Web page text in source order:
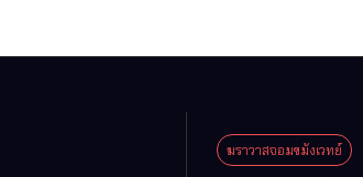
ฆราวาสจอมขมังเวทย์